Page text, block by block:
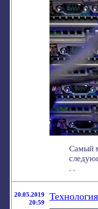
Самый
. .
20.05.2019
20:59